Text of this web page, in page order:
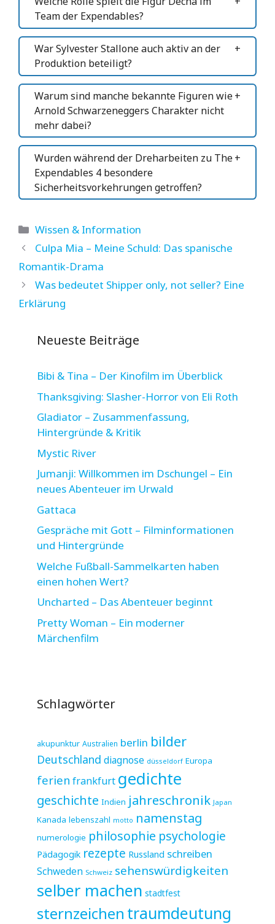
Team der Expendables?
War Sylvester Stallone auch aktiv an der
Produktion beteiligt?
Warum sind manche bekannte Figuren wie
Arnold Schwarzeneggers Charakter nicht
mehr dabei?
Wurden während der Dreharbeiten zu The
Expendables 4 besondere
Sicherheitsvorkehrungen getroffen?
Kategorien
Wissen & Information
Culpa Mia – Meine Schuld: Das spanische
Romantik-Drama
Was bedeutet Shipper only, not seller? Eine
Erklärung
Neueste Beiträge
Bibi & Tina – Der Kinofilm im Überblick
Thanksgiving: Slasher-Horror von Eli Roth
Gladiator – Zusammenfassung,
Hintergründe & Kritik
Mystic River
Jumanji: Willkommen im Dschungel – Ein
neues Abenteuer im Urwald
Gattaca
Gespräche mit Gott – Filminformationen
und Hintergründe
Welche Fußball-Sammelkarten haben
einen hohen Wert?
Uncharted – Das Abenteuer beginnt
Pretty Woman – Ein moderner
Märchenfilm
Schlagwörter
akupunktur Australien berlin bilder
Deutschland diagnose düsseldorf Europa
ferien frankfurt gedichte
geschichte Indien jahreschronik Japan
Kanada lebenszahl motto namenstag
numerologie philosophie psychologie
Pädagogik rezepte Russland schreiben
Schweden Schweiz sehenswürdigkeiten
selber machen stadtfest
sternzeichen traumdeutung